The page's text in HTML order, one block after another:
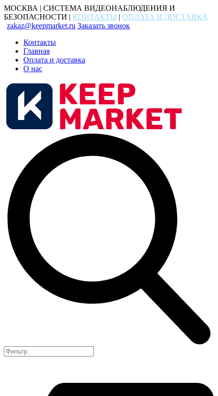
МОСКВА | СИСТЕМА ВИДЕОНАБЛЮДЕНИЯ И
БЕЗОПАСНОСТИ | КОНТАКТЫ | ОПЛАТА И ДОСТАВКА
zakaz@keepmarket.ru Заказать звонок
Контакты
Главная
Оплата и доставка
О нас